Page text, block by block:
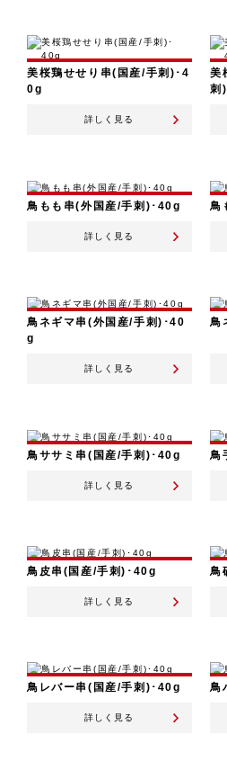
美桜鶏せせり串(国産/手刺)･4
0g
詳しく見る
美
刺
鳥もも串(外国産/手刺)･40g
詳しく見る
鳥
鳥ネギマ串(外国産/手刺)･40
g
詳しく見る
鳥
鳥ササミ串(国産/手刺)･40g
詳しく見る
鳥
鳥皮串(国産/手刺)･40g
詳しく見る
鳥
鳥レバー串(国産/手刺)･40g
詳しく見る
鳥